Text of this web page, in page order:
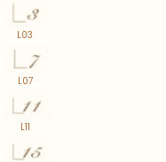
L03
L07
L11